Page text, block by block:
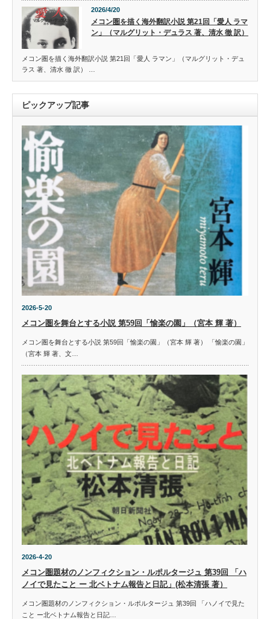
2026/4/20
メコン圏を描く海外翻訳小説 第21回「愛人 ラマ
ン」（マルグリット・デュラス 著、清水 徹 訳）
メコン圏を描く海外翻訳小説 第21回「愛人 ラマン」（マルグリット・デュ
ラス 著、清水 徹 訳） …
ピックアップ記事
2026-5-20
メコン圏を舞台とする小説 第59回「愉楽の園」（宮本 輝 著）
メコン圏を舞台とする小説 第59回「愉楽の園」（宮本 輝 著） 「愉楽の園」
（宮本 輝 著、文…
2026-4-20
メコン圏題材のノンフィクション・ルポルタージュ 第39回 「ハ
ノイで見たこと ー 北ベトナム報告と日記」(松本清張 著）
メコン圏題材のノンフィクション・ルポルタージュ 第39回 「ハノイで見た
こと ー北ベトナム報告と日記…